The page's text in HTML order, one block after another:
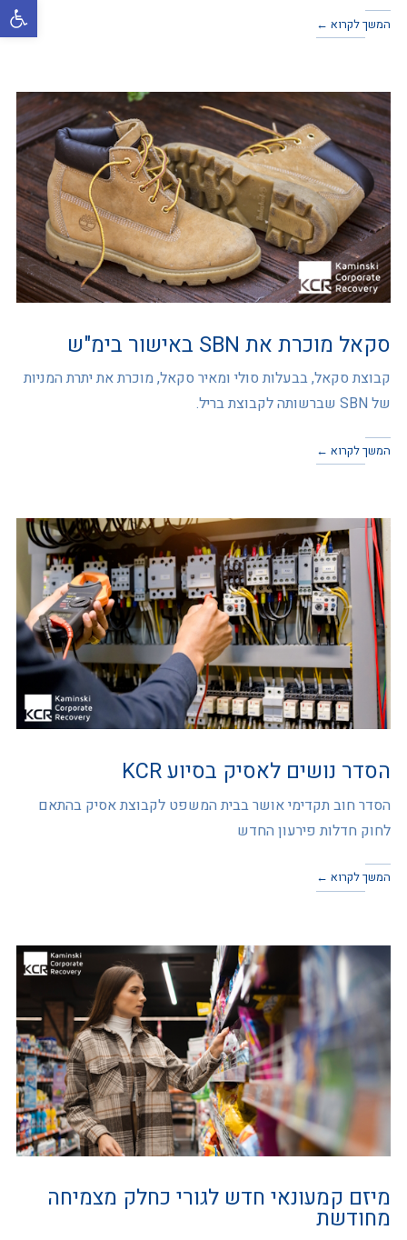
פתח
המשך לקרוא ←
סקאל מוכרת את SBN באישור בימ"ש
קבוצת סקאל, בבעלות סולי ומאיר סקאל, מוכרת את יתרת המניות
של SBN שברשותה לקבוצת בריל.
המשך לקרוא ←
הסדר נושים לאסיק בסיוע KCR
הסדר חוב תקדימי אושר בבית המשפט לקבוצת אסיק בהתאם
לחוק חדלות פירעון החדש
המשך לקרוא ←
מיזם קמעונאי חדש לגורי כחלק מצמיחה
מחודשת